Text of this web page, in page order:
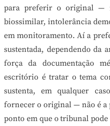
para preferir o original —
biossimilar, intolerância
em monitoramento. Aí a
sustentada, dependendo da
força da documentação
escritório é tratar o tema
sustenta, em qualquer
fornecer o original — não é a
ponto em que o tribunal